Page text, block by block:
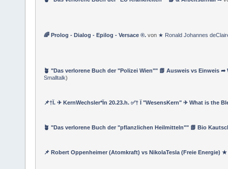
🌈 Prolog - Dialog - Epilog - Versace ®. von ★ Ronald Johannes
🪴 "Das verlorene Buch der "Polizei Wien"" 📗 Ausweis vs Einweis ➦
Smalltalk)
📌†Ï. ✈ KernWechsler*Ïn 20.23.h. ✅† Ï "WesensKern" ✈ What is the
🪴 "Das verlorene Buch der "pflanzlichen Heilmitteln"" 📗 Bio
📌 Robert Oppenheimer (Atomkraft) vs NikolaTesla (Freie Energie) ★